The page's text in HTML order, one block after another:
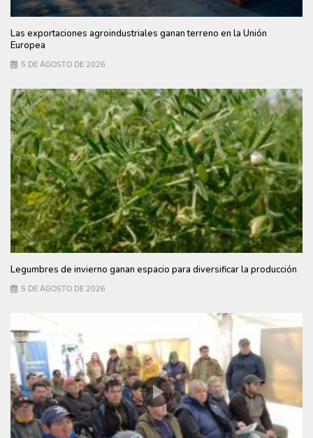
Las exportaciones agroindustriales ganan terreno en la Unión
Europea
5 DE AGOSTO DE 2026
Legumbres de invierno ganan espacio para diversificar la producción
5 DE AGOSTO DE 2026